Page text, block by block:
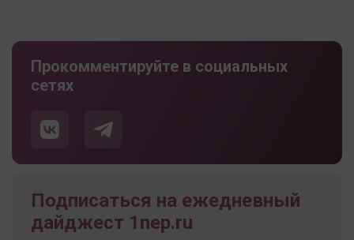
Прокомментируйте в социальных
сетях
Подписаться на ежедневный
дайджест 1nep.ru